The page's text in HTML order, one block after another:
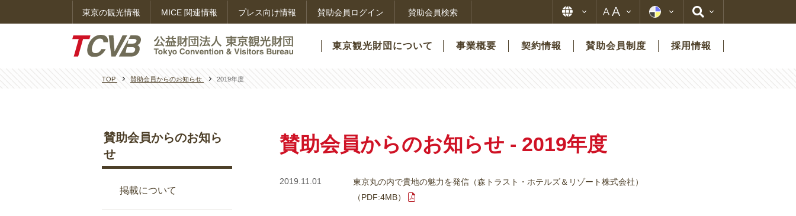
東京の観光情報 MICE 関連情報 プレス向け情報 賛助会員ログイン 賛助会員検索
東京観光財団について 事業概要 契約情報 賛助会員制度 採用情報
TOP 賛助会員からのお知らせ 2019年度
賛助会員からのお知らせ - 2019年度
2019.11.01
東京丸の内で貴地の魅力を発信（森トラスト・ホテルズ＆リゾート株式会社）
（PDF:4MB）
賛助会員からのお知ら
せ
掲載について